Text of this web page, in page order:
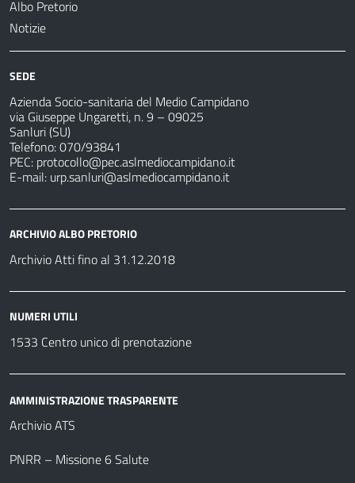
Albo Pretorio
Notizie
SEDE
Azienda Socio-sanitaria del Medio Campidano
via Giuseppe Ungaretti, n. 9 – 09025
Sanluri (SU)
Telefono: 070/93841
PEC: protocollo@pec.aslmediocampidano.it
E-mail: urp.sanluri@aslmediocampidano.it
ARCHIVIO ALBO PRETORIO
Archivio Atti fino al 31.12.2018
NUMERI UTILI
1533 Centro unico di prenotazione
AMMINISTRAZIONE TRASPARENTE
Archivio ATS
PNRR – Missione 6 Salute